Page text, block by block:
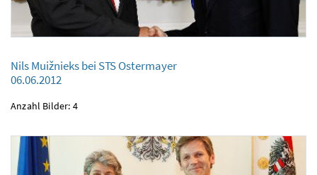
Nils Muižnieks bei STS Ostermayer
06.06.2012
Anzahl Bilder: 4